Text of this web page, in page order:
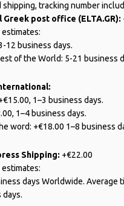
shipping, tracking number
Greek post office (ELTA.GR):
12 business days.
of the World: 5-21 business
1–3 business days.
1–4 business days.
word: +€18.00 1–8 business
Shipping: +€22.00
days Worldwide. Average
days.